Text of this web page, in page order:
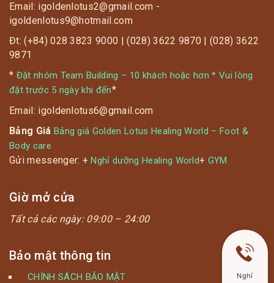
Email: igoldenlotus2@gmail.com -
igoldenlotus9@hotmail.com
Đt: (+84) 028 3823 9000 | (028) 3622 9870 | (028) 3622
9871
* Đặt nhóm Team Building – 10 khách hoặc hơn * Vui lòng
đặt trước 5 ngày khi đến*
Email: igoldenlotus6@gmail.com
Bảng Giá Bảng giá Golden Lotus Healing World – Foot &
Body care
Gửi messenger: +Nghỉ dưỡng Healing World+ GYM
Giờ mở cửa
Tất cả các ngày: 09:00 – 24:00
Bảo mật thông tin
CHÍNH SÁCH BẢO MẬT
Nghỉ